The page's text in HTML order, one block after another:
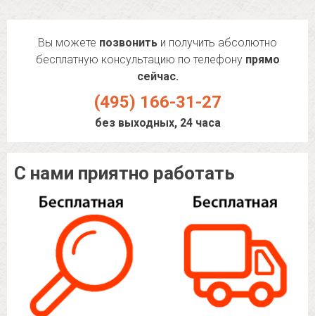
Вы можете позвонить и получить абсолютно
бесплатную консультацию по телефону прямо
сейчас.
(495) 166-31-27
без выходных, 24 часа
С нами приятно работать